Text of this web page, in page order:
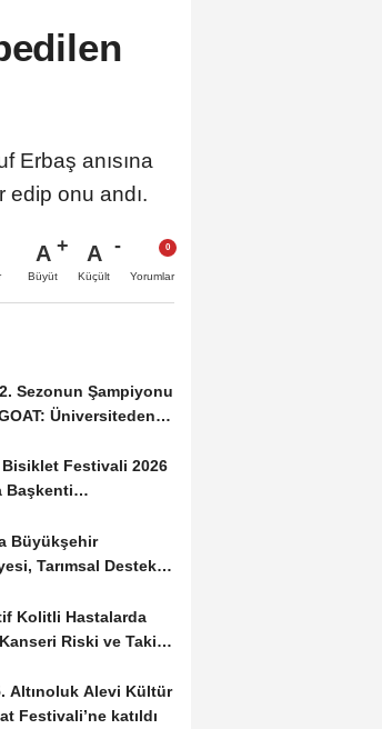
Erbaş anısına
edip onu andı.
A
Büyüt
A
Küçült Yorumlar
Sezonun Şampiyonu
Üniversiteden
Festivali 2026
Başkenti
Büyükşehir
Tarımsal Destekle
Kolitli Hastalarda
Riski ve Takip
Altınoluk Alevi Kültür
Festivali’ne katıldı